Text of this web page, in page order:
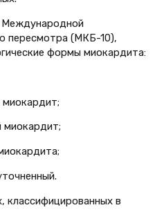
Международной
пересмотра (МКБ-10),
формы миокардита:
миокардит;
классифицированных в